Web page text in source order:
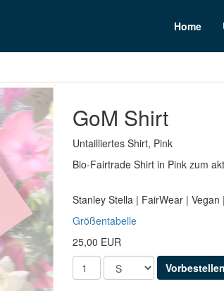
Home
GoM Shirt
Untailliertes Shirt, Pink
Bio-Fairtrade Shirt in Pink zum
Stanley Stella | FairWear |
Größentabelle
25,00 EUR